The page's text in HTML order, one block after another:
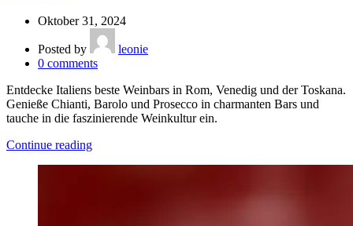
Oktober 31, 2024
Posted by
leonie
0 comments
Entdecke Italiens beste Weinbars in Rom, Venedig und der Toskana.
Genieße Chianti, Barolo und Prosecco in charmanten Bars und
tauche in die faszinierende Weinkultur ein.
Continue reading